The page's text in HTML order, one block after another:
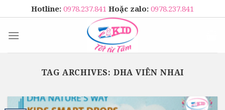
to
content
Hotline: 0978.237.841 Hoặc zalo: 0978.237.841
TAG ARCHIVES: DHA VIÊN NHAI